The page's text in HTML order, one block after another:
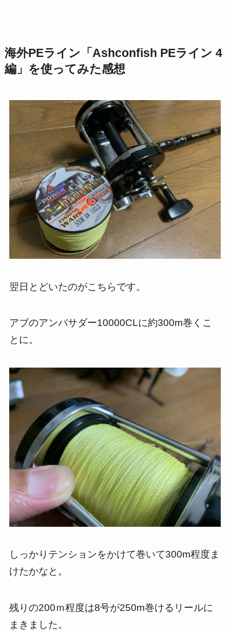
海外PEライン「Ashconfish PEライン 4
編」を使ってみた感想
翌日とどいたのがこちらです。
アブのアンバサダー10000CLに約300m巻くこ
とに。
しっかりテンションをかけて巻いて300m程度ま
けたかなと。
残りの200ｍ程度は8号が250m巻けるリールに
まきました。